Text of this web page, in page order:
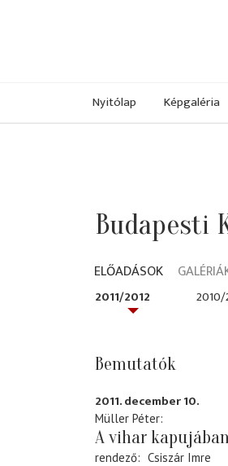
Nyitólap Képgaléria
Budapesti
ELŐADÁSOK
2011/2012 2010/
Bemutatók
2011. december 10.
Müller Péter
A vihar kapujában
rendező Csiszár Imre